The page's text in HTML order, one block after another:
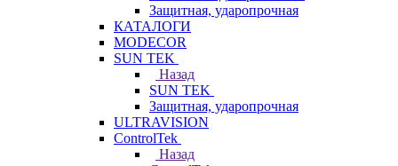
Защитная, ударопрочная
КАТАЛОГИ
MODECOR
SUN TEK
Назад
SUN TEK
Защитная, ударопрочная
ULTRAVISION
ControlTek
Назад